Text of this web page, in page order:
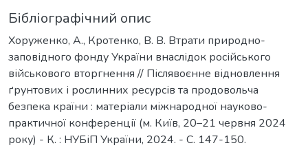
Бібліографічний опис
Хоруженко, А., Кротенко, В. В. Втрати природно-
заповідного фонду України внаслідок російського
військового вторгнення // Післявоєнне відновлення
ґрунтових і рослинних ресурсів та продовольча
безпека країни : матеріали міжнародної науково-
практичної конференції (м. Київ, 20–21 червня 2024
року) - К. : НУБіП України, 2024. - С. 147-150.